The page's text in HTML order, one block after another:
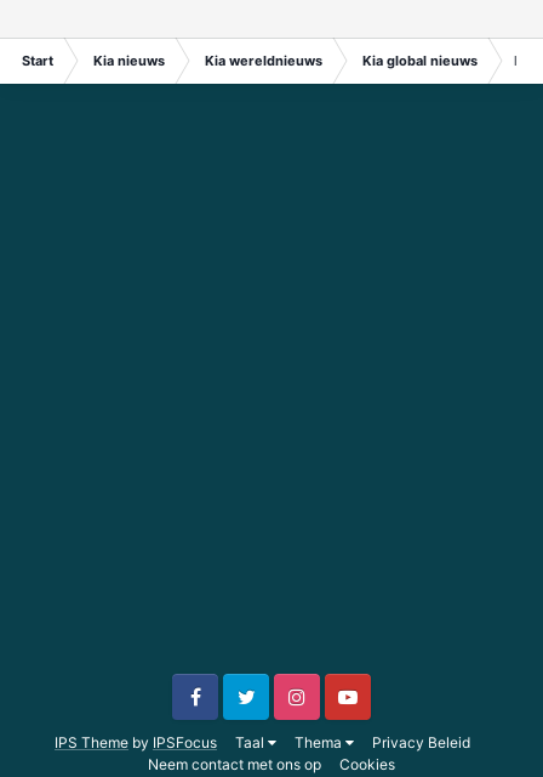
Start Kia nieuws Kia wereldnieuws Kia global nieuws Kia
IPS Theme by IPSFocus Taal Thema
Privacy Beleid
Neem contact met ons op
Cookies